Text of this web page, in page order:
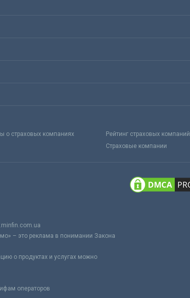
о страховых компаниях
Рейтинг страховых компаний
Страховые компании
– это реклама в понимании Закона
о продуктах и услугах можно
операторов